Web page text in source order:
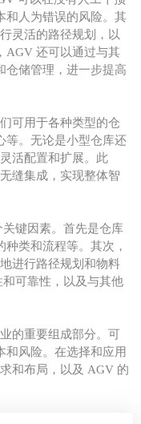
和人为错误的风险。其
灵活的路径规划，以
AGV 还可以通过与其
仓储管理，进一步提高
可用于各种类型的仓
等。无论是小型仓库还
活配置和扩展。此
缝集成，实现整体智
键因素。首先是仓库
类和流程等。其次，
进行路径规划和物料
可靠性，以及与其他
的重要组成部分。可
和风险。在选择和应用
和布局，以及 AGV 的